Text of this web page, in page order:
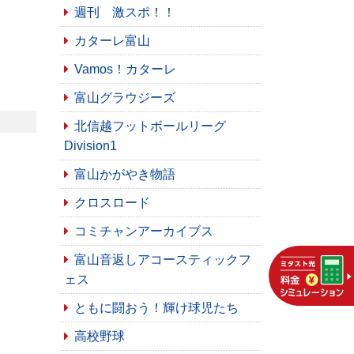
週刊 激スポ！！
カターレ富山
Vamos！カターレ
富山グラウジーズ
北信越フットボールリーグ
Division1
富山かがやき物語
クロスロード
コミチャンアーカイブス
富山音返しアコースティックフ
ェス
ともに闘おう！輝け球児たち
高校野球